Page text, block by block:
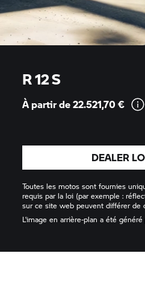
R 12 S
À partir de 22.521,70€
DEALER
Toutes les motos sont fournies
requis par la loi (par exemple :
sur ce site web peuvent différer de
L’image en arrière-plan a été